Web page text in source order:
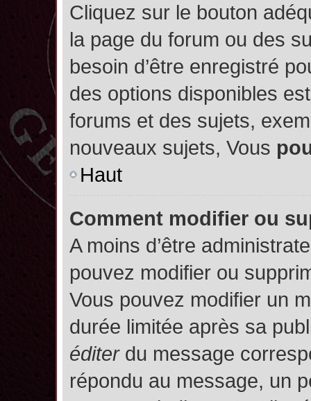
Cliquez sur le bouton
la page du forum ou des
besoin d’être enregistré
des options disponibles
forums et des sujets,
nouveaux sujets, Vous
Haut
Comment modifier ou
A moins d’être
pouvez modifier ou
Vous pouvez modifier un
durée limitée après sa
éditerdu message
répondu au message, un